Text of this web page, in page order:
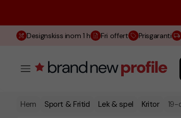
Designskiss inom 1 h Fri offert Prisgaranti
Hem Sport & Fritid Lek & spel Kritor 19-